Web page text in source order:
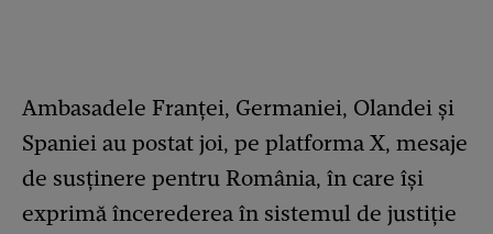
Ambasadele Franței, Germaniei, Olandei și
Spaniei au postat joi, pe platforma X, mesaje
de susținere pentru România, în care își
exprimă încerederea în sistemul de justiție